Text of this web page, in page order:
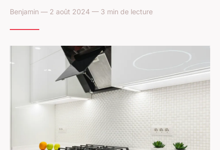
Benjamin — 2 août 2024 — 3 min de lecture